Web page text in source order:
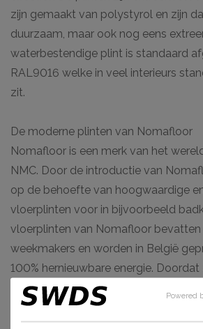
zijn gemaakt van polystyrol en zijn
duurzaam, maar ook nog eens
waterbestendige plint is standaard
RAL9016 welke in veel interieurs
zit.
De moderne plinten van Nomafloor
Nomafloor is een merk van het
NMC. Door de introductie van
op de behoefte van hoogwaardige
vloerplinten voor in bijvoorbeeld
vloerplinten van Nomafloor
weekmakers en worden in België
100% hernieuwbare energie.
(geregenereerde polymeren) zijn
een hoge densiteit en zijn ze toch
Powered